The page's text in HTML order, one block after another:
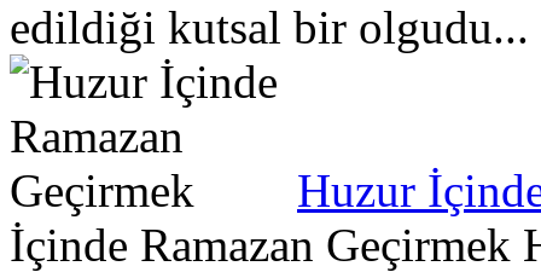
edildiği kutsal bir olgudu...
Huzur
İçinde Ramazan Geçirmek